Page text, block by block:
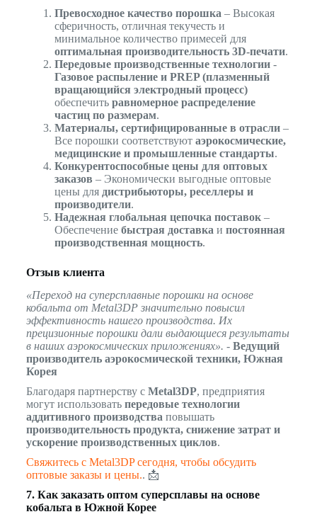
Превосходное качество порошка – Высокая
сферичность, отличная текучесть и
минимальное количество примесей для
оптимальная производительность 3D-печати.
Передовые производственные технологии-
Газовое распыление и PREP (плазменный
вращающийся электродный процесс)
обеспечить равномерное распределение
частиц по размерам.
Материалы, сертифицированные в отрасли–
Все порошки соответствуют аэрокосмические,
медицинские и промышленные стандарты.
Конкурентоспособные цены для оптовых
заказов – Экономически выгодные оптовые
цены для дистрибьюторы, реселлеры и
производители.
Надежная глобальная цепочка поставок–
Обеспечение быстрая доставка и постоянная
производственная мощность.
Отзыв клиента
«Переход на суперсплавные порошки на основе
кобальта от Metal3DP значительно повысил
эффективность нашего производства. Их
прецизионные порошки дали выдающиеся результаты
в наших аэрокосмических приложениях». - Ведущий
производитель аэрокосмической техники, Южная
Корея
Благодаря партнерству с Metal3DP, предприятия
могут использовать передовые технологии
аддитивного производства повышать
производительность продукта, снижение затрат и
ускорение производственных циклов.
Свяжитесь с Metal3DP сегодня, чтобы обсудить
оптовые заказы и цены.. 📩
7. Как заказать оптом суперсплавы на основе
кобальта в Южной Корее